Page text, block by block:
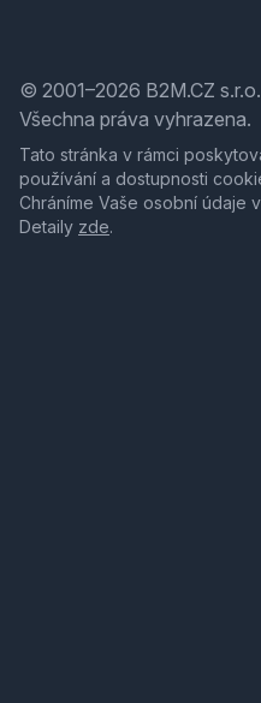
© 2001–2026 B2M.CZ
Všechna práva vyhrazena.
Tato stránka v rámci
používání a dostupnosti
Chráníme Vaše osobní údaje
Detaily zde.